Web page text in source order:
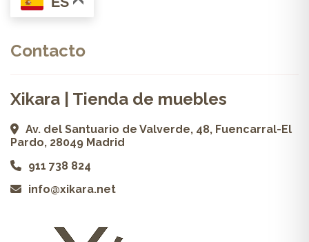
Contacto
Xikara | Tienda de muebles
Av. del Santuario de Valverde, 48, Fuencarral-El
Pardo, 28049 Madrid
911 738 824
info@xikara.net